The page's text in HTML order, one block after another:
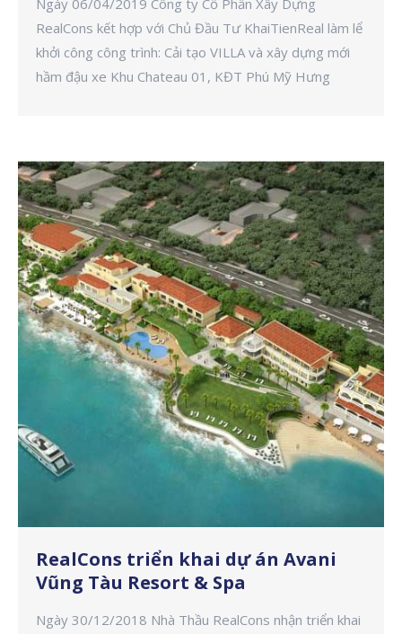
Ngày 06/04/2019 Công ty Cổ Phần Xây Dựng
RealCons kết hợp với Chủ Đầu Tư KhaiTienReal làm lể
khởi công công trình: Cải tạo VILLA và xây dựng mới
hầm đậu xe Khu Chateau 01, KĐT Phú Mỹ Hưng
RealCons triển khai dự án Avani
Vũng Tàu Resort & Spa
Ngày 30/12/2018 Nhà Thầu RealCons nhận triển khai